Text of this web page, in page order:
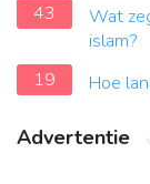
43
Wat
islam?
19
Hoe
Advertentie